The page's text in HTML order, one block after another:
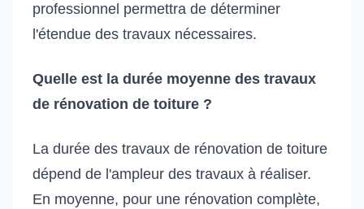
professionnel permettra de déterminer
l'étendue des travaux nécessaires.
Quelle est la durée moyenne des travaux
de rénovation de toiture ?
La durée des travaux de rénovation de toiture
dépend de l'ampleur des travaux à réaliser.
En moyenne, pour une rénovation complète,